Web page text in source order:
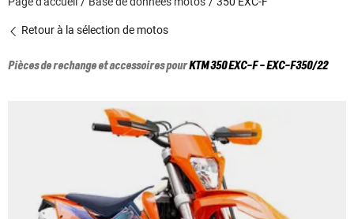
Retour à la sélection de motos
Pièces de rechange et accessoires pourKTM350 EXC-F - EXC-F350/22